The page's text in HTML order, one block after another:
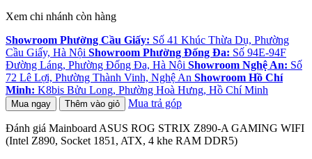
Xem chi nhánh còn hàng
Showroom Phường Cầu Giấy: Số 41 Khúc Thừa Dụ, Phường
Cầu Giấy, Hà Nội Showroom Phường Đống Đa: Số 94E-94F
Đường Láng, Phường Đống Đa, Hà Nội Showroom Nghệ An: Số
72 Lê Lợi, Phường Thành Vinh, Nghệ An Showroom Hồ Chí
Minh: K8bis Bửu Long, Phường Hoà Hưng, Hồ Chí Minh
Mua ngay Thêm vào giỏ Mua trả góp
Đánh giá Mainboard ASUS ROG STRIX Z890-A GAMING WIFI
(Intel Z890, Socket 1851, ATX, 4 khe RAM DDR5)